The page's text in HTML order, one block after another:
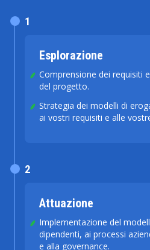
Esplorazione
Comprensione dei requisiti
del progetto.
Strategia dei modelli di
ai vostri requisiti e alle
1
Attuazione
Implementazione del
dipendenti, ai processi
e alla governance.
2